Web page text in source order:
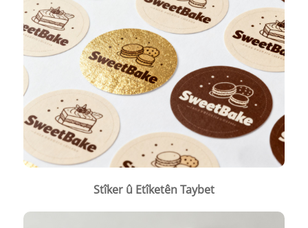
Stîker û Etîketên Taybet